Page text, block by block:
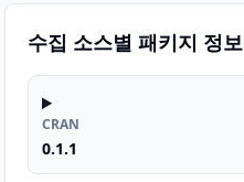
수집 소스별 패키지 정보
CRAN
0.1.1